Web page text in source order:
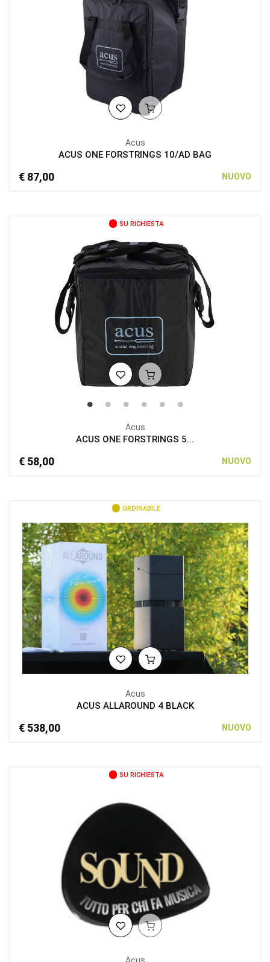
Acus
ACUS ONE FORSTRINGS 10/AD BAG
€ 87,00 NUOVO
SU RICHIESTA
Acus
ACUS ONE FORSTRINGS 5...
€ 58,00 NUOVO
ORDINABILE
Acus
ACUS ALLAROUND 4 BLACK
€ 538,00 NUOVO
SU RICHIESTA